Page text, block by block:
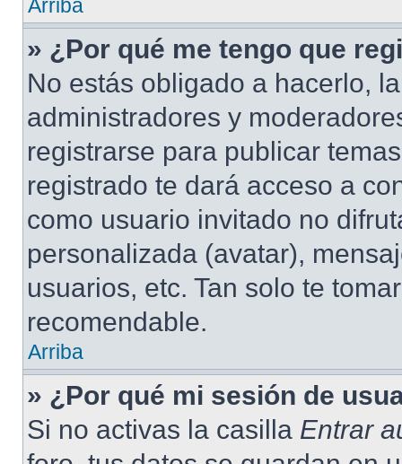
Arriba
» ¿Por qué me tengo que
No estás obligado a hacerlo,
administradores y
registrarse para publicar
registrado te dará acceso a
como usuario invitado no
personalizada (avatar),
usuarios, etc. Tan solo te
recomendable.
Arriba
» ¿Por qué mi sesión de
Si no activas la casilla Entrar